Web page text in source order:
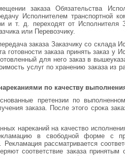
заказа Обязательства
Исполнителем транспортной
и т. д. переходят от Исполнителя
или Перевозчику.
заказа Заказчику со склада
заказа принять заказ у
для него заказ в
услуг по хранению заказа из
по качеству
претензии по
заказа. После этого срока
нареканий на качество
в свободной форме с
Рекламация рассматривается
соответствие заказа принятым